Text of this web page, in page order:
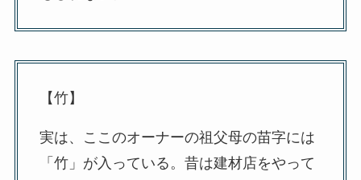
【竹】
実は、ここのオーナーの祖父母の苗字には
「竹」が入っている。昔は建材店をやって